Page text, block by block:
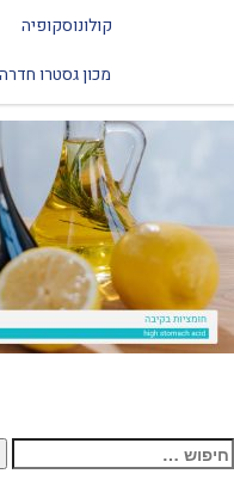
קולונוסקופיה
מכון גסטרו חדרה acid
חיפוש: